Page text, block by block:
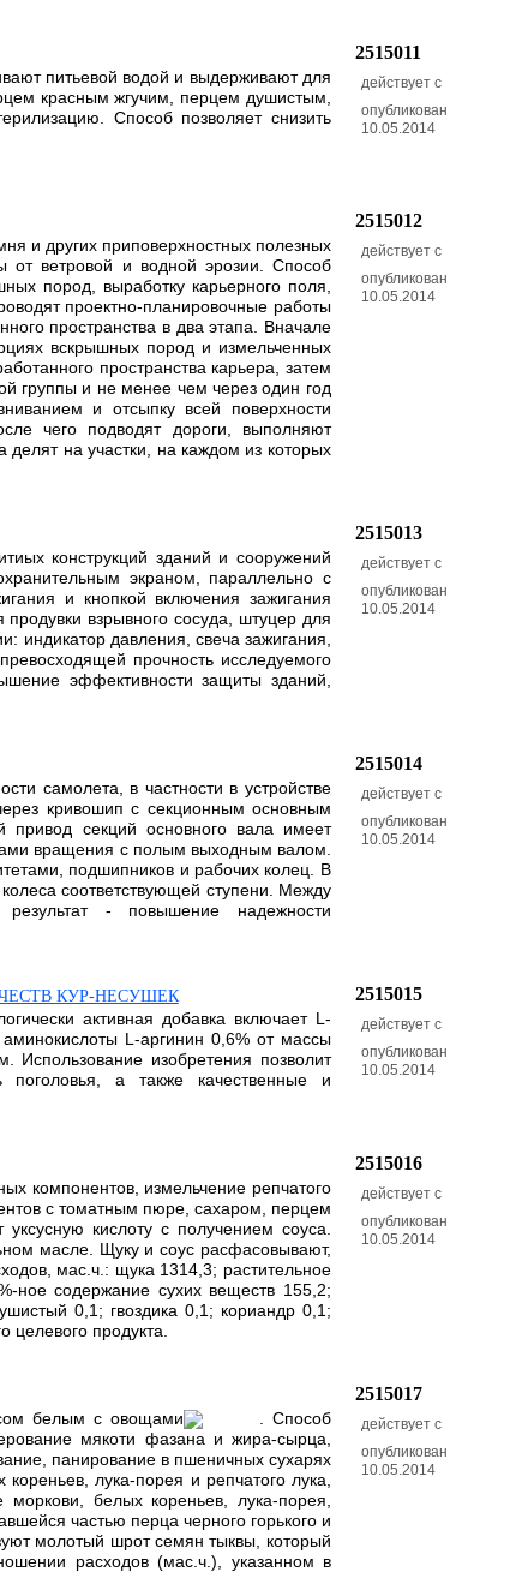
питьевой водой и выдерживают для
красным жгучим, перцем душистым,
Способ позволяет снизить
2515011
действует с
опубликован
10.05.2014
и других приповерхностных полезных
от ветровой и водной эрозии. Способ
пород, выработку карьерного поля,
проектно-планировочные работы
пространства в два этапа. Вначале
вскрышных пород и измельченных
пространства карьера, затем
группы и не менее чем через один год
и отсыпку всей поверхности
чего подводят дороги, выполняют
на участки, на каждом из которых
2515012
действует с
опубликован
10.05.2014
конструкций зданий и сооружений
экраном, параллельно с
и кнопкой включения зажигания
взрывного сосуда, штуцер для
индикатор давления, свеча зажигания,
прочность исследуемого
эффективности защиты зданий,
2515013
действует с
опубликован
10.05.2014
самолета, в частности в устройстве
кривошип с секционным основным
секций основного вала имеет
вращения с полым выходным валом.
подшипников и рабочих колец. В
соответствующей ступени. Между
- повышение надежности
2515014
действует с
опубликован
10.05.2014
КУР-НЕСУШЕК
активная добавка включает L-
L-аргинин 0,6% от массы
Использование изобретения позволит
поголовья, а также качественные и
2515015
действует с
опубликован
10.05.2014
компонентов, измельчение репчатого
с томатным пюре, сахаром, перцем
кислоту с получением соуса.
масле. Щуку и соус расфасовывают,
мас.ч.: щука 1314,3; растительное
ное содержание сухих веществ 155,2;
0,1; гвоздика 0,1; кориандр 0,1;
целевого продукта.
2515016
действует с
опубликован
10.05.2014
белым с овощами
. Способ
мякоти фазана и жира-сырца,
панирование в пшеничных сухарях
лука-порея и репчатого лука,
белых кореньев, лука-порея,
частью перца черного горького и
молотый шрот семян тыквы, который
расходов (мас.ч.), указанном в
2515017
действует с
опубликован
10.05.2014